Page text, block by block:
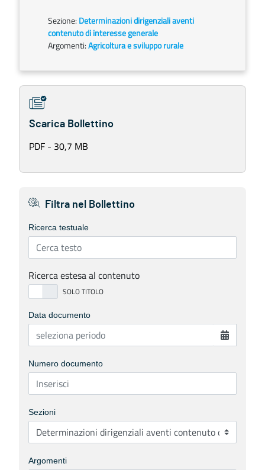
Sezione: Determinazioni dirigenziali aventi
contenuto di interesse generale
Argomenti:Agricoltura e sviluppo rurale
Scarica Bollettino
PDF - 30,7 MB
Filtra nel Bollettino
Ricerca testuale
Ricerca estesa al contenuto
Data documento
Numero documento
Sezioni
Argomenti